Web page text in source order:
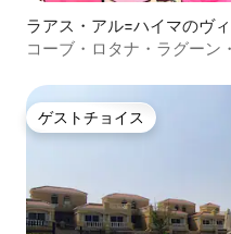
ラアス・アル=ハイマのヴ
コーブ・ロタナ・ラグーン
ゲストチョイス
ゲストチョイス